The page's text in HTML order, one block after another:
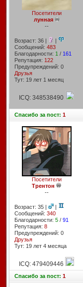
Посетители
лунная
--
Возраст: 36 |
|
Сообщений: 483
Благодарности: 1 / 161
Репутация: 122
Предупреждений: 0
Друзья
Тут: 19 лет 1 месяц
ICQ: 348538490
Спасибоза пост: 1
Посетители
Трентон
--
Возраст: 35 |
|
Сообщений: 340
Благодарности: 5/ 91
Репутация: 8
Предупреждений: 0
Друзья
Тут: 19 лет 4 месяцa
ICQ: 479409446
Спасибоза пост: 1